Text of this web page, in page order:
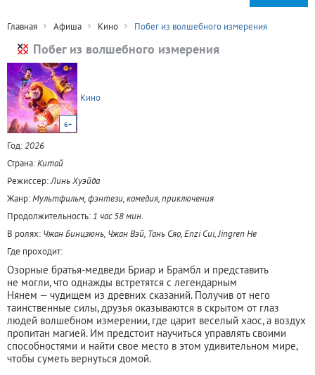
Главная Афиша Кино Побег из волшебного измерения
Побег из волшебного измерения
6+
Кино
Год:2026
Страна:Китай
Режиссер:Линь Хуэйда
Жанр:Мультфильм, фэнтези, комедия, приключения
Продолжительность: 1 час 58 мин.
В ролях: Чжан Бинцзюнь, Чжан Вэй, Тань Сяо, Enzi Cui, Jingren He
Где проходит:
Озорные братья-медведи Бриар и Брамбл и представить
не могли, что однажды встретятся с легендарным
Нянем — чудищем из древних сказаний. Получив от него
таинственные силы, друзья оказываются в скрытом от глаз
людей волшебном измерении, где царит веселый хаос, а воздух
пропитан магией. Им предстоит научиться управлять своими
способностями и найти свое место в этом удивительном мире,
чтобы суметь вернуться домой.